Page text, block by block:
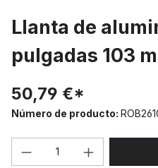
Llanta de
pulgadas 103
50,79 €*
Número de producto:
Cantidad del